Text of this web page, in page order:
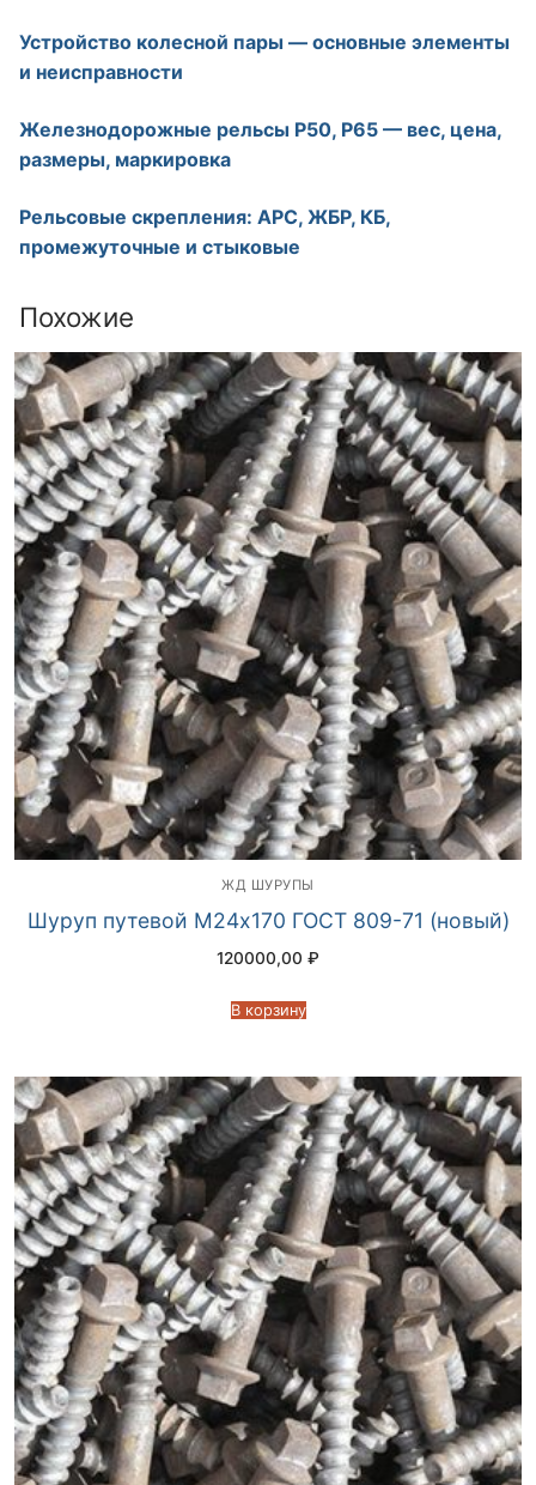
Устройство колесной пары — основные элементы
и неисправности
Железнодорожные рельсы Р50, Р65 — вес, цена,
размеры, маркировка
Рельсовые скрепления: АРС, ЖБР, КБ,
промежуточные и стыковые
Похожие
ЖД ШУРУПЫ
Шуруп путевой М24х170 ГОСТ 809-71 (новый)
120000,00 ₽
В корзину